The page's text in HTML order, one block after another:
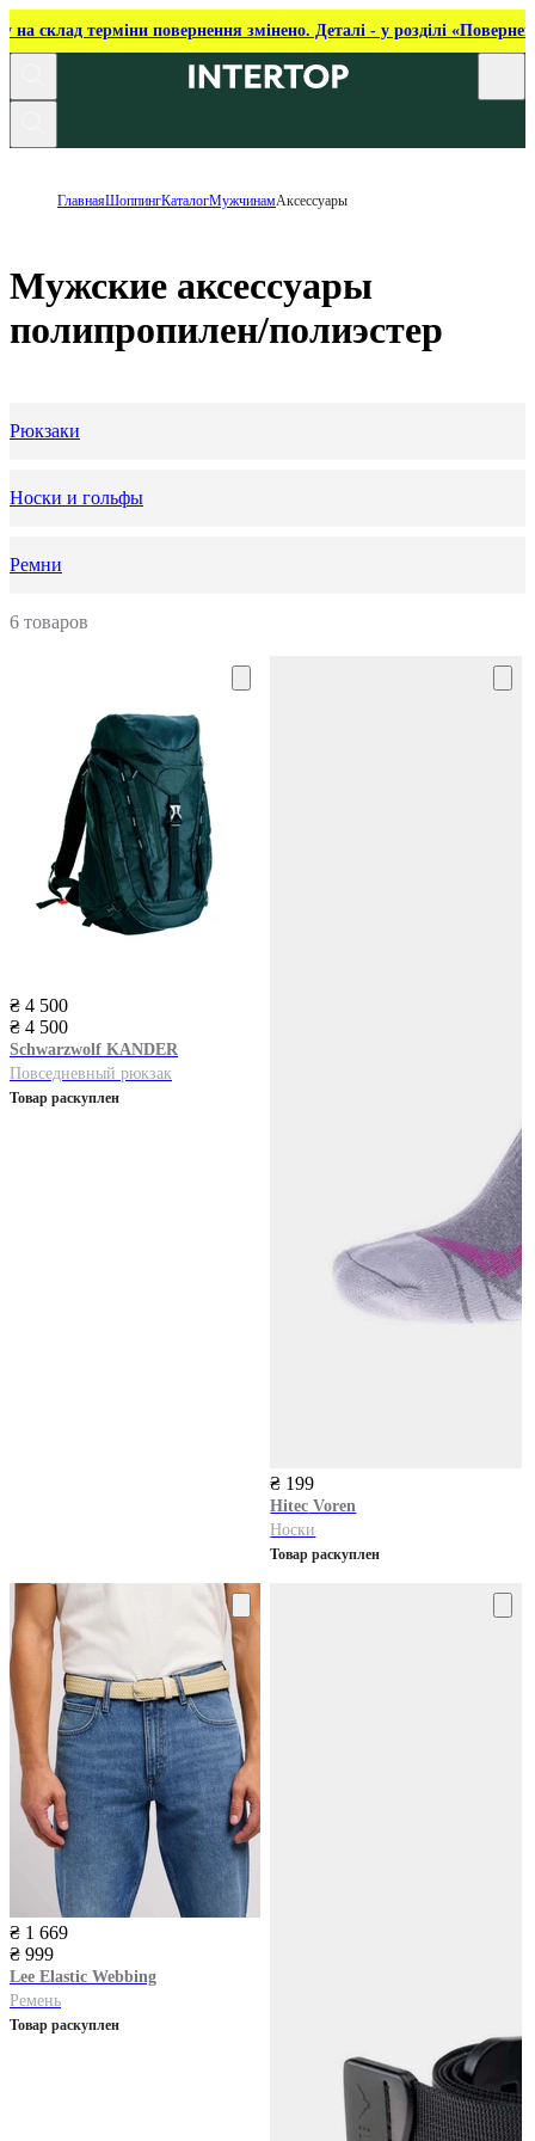
на склад терміни повернення змінено. Деталі - у розділі
ГлавнаяШоппингКаталогМужчинамАксессуары
Мужские аксессуары
полипропилен/полиэстер
Рюкзаки
Носки и гольфы
Ремни
6 товаров
₴ 4 500
₴ 4 500
Schwarzwolf KANDER
Повседневный рюкзак
Товар раскуплен
₴ 199
Hitec Voren
Носки
Товар раскуплен
₴ 1 669
₴ 999
Lee Elastic Webbing
Ремень
Товар раскуплен